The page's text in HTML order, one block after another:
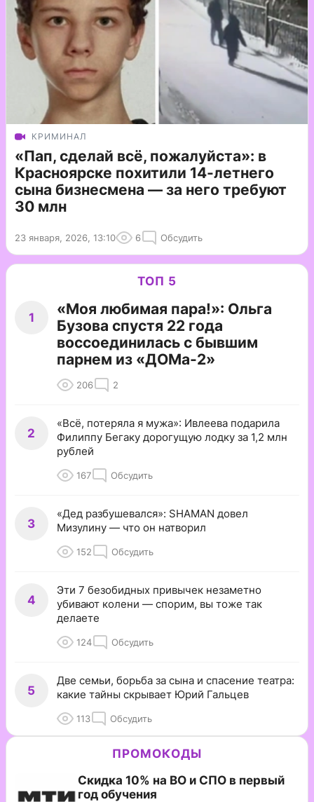
КРИМИНАЛ
«Пап, сделай всё, пожалуйста»: в
Красноярске похитили 14-летнего
сына бизнесмена — за него требуют
30 млн
23 января, 2026, 13:10 6 Обсудить
ТОП 5
1
«Моя любимая пара!»: Ольга
Бузова спустя 22 года
воссоединилась с бывшим
парнем из «ДОМа-2»
206 2
2
«Всё, потеряла я мужа»: Ивлеева подарила
Филиппу Бегаку дорогущую лодку за 1,2 млн
рублей
167 Обсудить
3
«Дед разбушевался»: SHAMAN довел
Мизулину — что он натворил
152 Обсудить
4
Эти 7 безобидных привычек незаметно
убивают колени — спорим, вы тоже так
делаете
124 Обсудить
5
Две семьи, борьба за сына и спасение театра:
какие тайны скрывает Юрий Гальцев
113 Обсудить
ПРОМОКОДЫ
Скидка 10% на ВО и СПО в первый
год обучения